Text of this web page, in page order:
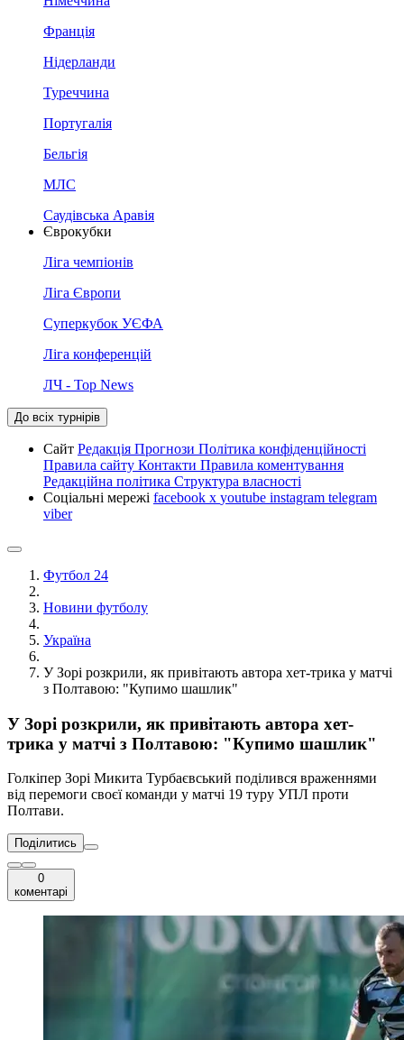
Франція
Нідерланди
Туреччина
Португалія
Бельгія
МЛС
Саудівська Аравія
Єврокубки
Ліга чемпіонів
Ліга Європи
Суперкубок УЄФА
Ліга конференцій
ЛЧ - Top News
До всіх турнірів
Сайт Редакція Прогнози Політика конфіденційності
Правила сайту Контакти Правила коментування
Редакційна політика Структура власності
Соціальні мережі facebook x youtube instagram telegram
viber
Футбол 24
Новини футболу
Україна
У Зорі розкрили, як привітають автора хет-трика у матчі
з Полтавою: "Купимо шашлик"
У Зорі розкрили, як привітають автора хет-
трика у матчі з Полтавою: "Купимо шашлик"
Голкіпер Зорі Микита Турбаєвський поділився враженнями
від перемоги своєї команди у матчі 19 туру УПЛ проти
Полтави.
Поділитись
0
коментарі